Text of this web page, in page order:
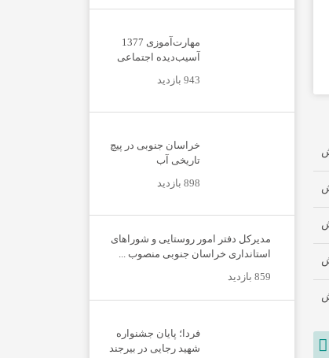
مهارت‌آموزی 1377
آسیب‌دیده اجتماعی
943 بازدید
خراسان جنوبی در پیچ
تاریخی آب
898 بازدید
مدیرکل دفتر امور روستایی و شوراهای
استانداری خراسان جنوبی منصوب ...
859 بازدید
فردا؛ پایان جشنواره
شهید رجایی در بیرجند